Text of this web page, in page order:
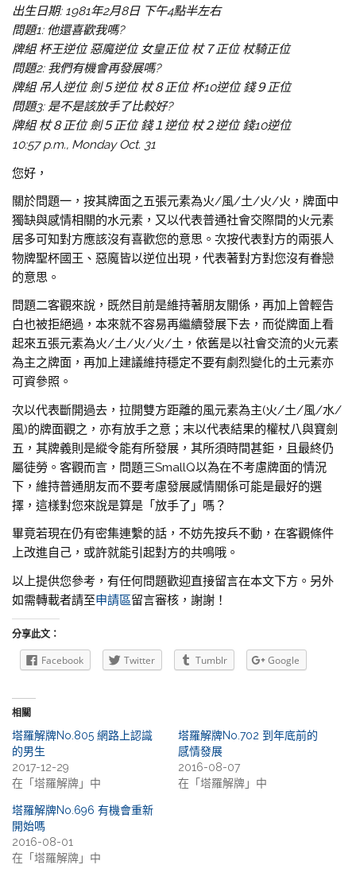
出生日期: 1981年2月8日 下午4點半左右
問題1: 他還喜歡我嗎?
牌組 杯王逆位 惡魔逆位 女皇正位 杖７正位 杖騎正位
問題2: 我們有機會再發展嗎?
牌組 吊人逆位 劍５逆位 杖８正位 杯10逆位 錢９正位
問題3: 是不是該放手了比較好?
牌組 杖８正位 劍５正位 錢１逆位 杖２逆位 錢10逆位
10:57 p.m., Monday Oct. 31
您好，
關於問題一，按其牌面之五張元素為火/風/土/火/火，牌面中
獨缺與感情相關的水元素，又以代表普通社會交際間的火元素
居多可知對方應該沒有喜歡您的意思。次按代表對方的兩張人
物牌聖杯國王、惡魔皆以逆位出現，代表著對方對您沒有眷戀
的意思。
問題二客觀來說，既然目前是維持著朋友關係，再加上曾輕告
白也被拒絕過，本來就不容易再繼續發展下去，而從牌面上看
起來五張元素為火/土/火/火/土，依舊是以社會交流的火元素
為主之牌面，再加上建議維持穩定不要有劇烈變化的土元素亦
可資參照。
次以代表斷開過去，拉開雙方距離的風元素為主(火/土/風/水/
風)的牌面觀之，亦有放手之意；末以代表結果的權杖八與寶劍
五，其牌義則是縱令能有所發展，其所須時間甚鉅，且最終仍
屬徒勞。客觀而言，問題三SmallQ以為在不考慮牌面的情況
下，維持普通朋友而不要考慮發展感情關係可能是最好的選
擇，這樣對您來說是算是「放手了」嗎？
畢竟若現在仍有密集連繫的話，不妨先按兵不動，在客觀條件
上改進自己，或許就能引起對方的共鳴哦。
以上提供您參考，有任何問題歡迎直接留言在本文下方。另外
如需轉載者請至申請區留言審核，謝謝！
分享此文：
Facebook Twitter Tumblr Google
相關
塔羅解牌No.805 網路上認識
的男生
2017-12-29
在「塔羅解牌」中
塔羅解牌No.702 到年底前的
感情發展
2016-08-07
在「塔羅解牌」中
塔羅解牌No.696 有機會重新
開始嗎
2016-08-01
在「塔羅解牌」中